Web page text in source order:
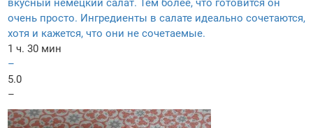
вкусный немецкий салат. Тем более, что готовится он
очень просто. Ингредиенты в салате идеально сочетаются,
хотя и кажется, что они не сочетаемые.
1 ч. 30 мин
–
5.0
–